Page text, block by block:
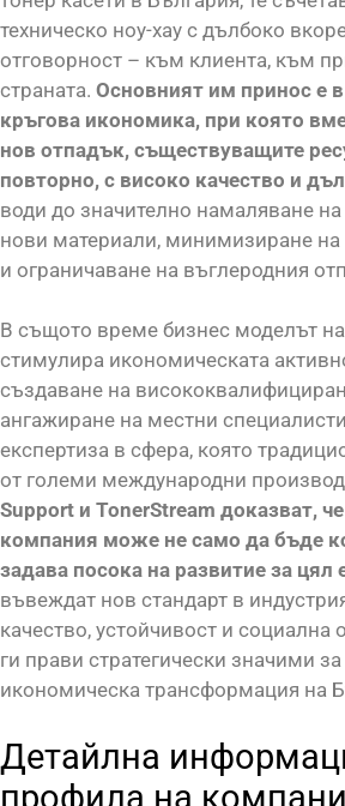
техническо ноу-хау с дълбоко
отговорност – към клиента, към
страната. Основният им принос е
кръгова икономика, при която
нов отпадък, съществуващите
повторно, с високо качество и
води до значително намаляване
нови материали, минимизиране на
и ограничаване на въглеродния
В същото време бизнес моделът
стимулира икономическата
създаване на
ангажиране на местни
експертиза в сфера, която
от големи международни
Support и TonerStream доказват,
компания може не само да бъде
задава посока на развитие за цял
въвеждат нов стандарт в
качество, устойчивост и социална
ги прави стратегически значими
икономическа трансформация на
Детайлна
профила на